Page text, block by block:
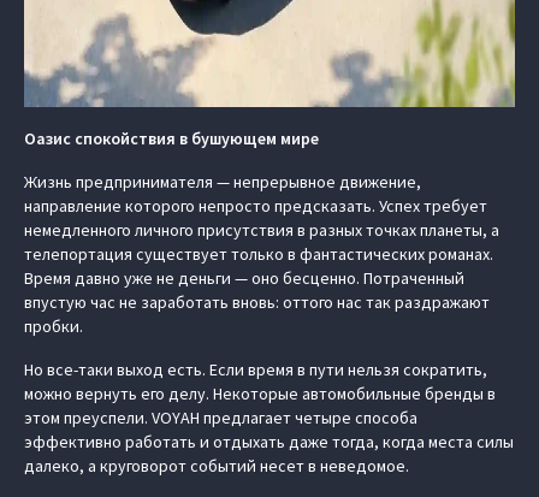
Оазис спокойствия в бушующем мире
Жизнь предпринимателя — непрерывное движение,
направление которого непросто предсказать. Успех требует
немедленного личного присутствия в разных точках планеты, а
телепортация существует только в фантастических романах.
Время давно уже не деньги — оно бесценно. Потраченный
впустую час не заработать вновь: оттого нас так раздражают
пробки.
Но все-таки выход есть. Если время в пути нельзя сократить,
можно вернуть его делу. Некоторые автомобильные бренды в
этом преуспели. VOYAH предлагает четыре способа
эффективно работать и отдыхать даже тогда, когда места силы
далеко, а круговорот событий несет в неведомое.